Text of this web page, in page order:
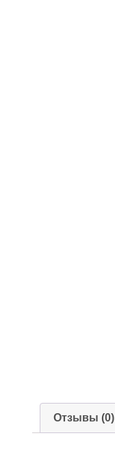
Отзывы (0)